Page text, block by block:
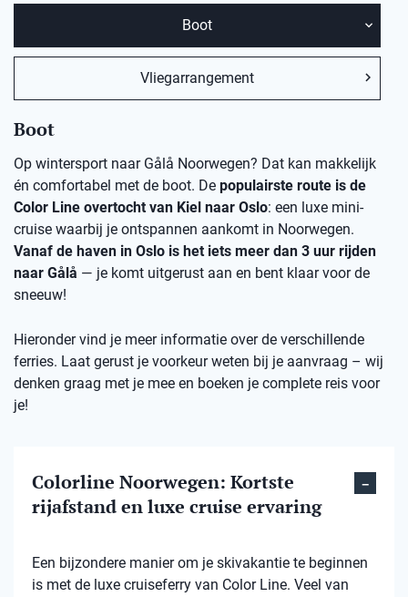
Boot
Vliegarrangement
Boot
Op wintersport naar Gålå Noorwegen? Dat kan makkelijk
én comfortabel met de boot. De populairste route is de
Color Line overtocht van Kiel naar Oslo: een luxe mini-
cruise waarbij je ontspannen aankomt in Noorwegen.
Vanaf de haven in Oslo is het iets meer dan 3 uur rijden
naar Gålå — je komt uitgerust aan en bent klaar voor de
sneeuw!
Hieronder vind je meer informatie over de verschillende
ferries. Laat gerust je voorkeur weten bij je aanvraag – wij
denken graag met je mee en boeken je complete reis voor
je!
Colorline Noorwegen: Kortste
rijafstand en luxe cruise ervaring
Een bijzondere manier om je skivakantie te beginnen
is met de luxe cruiseferry van Color Line. Veel van